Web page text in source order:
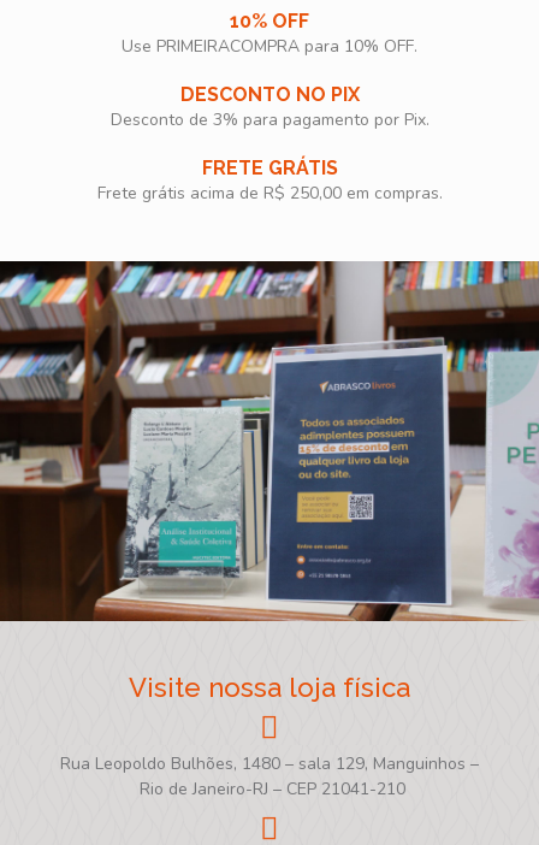
10% OFF
Use PRIMEIRACOMPRA para 10% OFF.​
DESCONTO NO PIX
Desconto de 3% para pagamento por Pix.
FRETE GRÁTIS
Frete grátis acima de R$ 250,00 em compras.
Visite nossa loja física
Rua Leopoldo Bulhões, 1480 – sala 129, Manguinhos –
Rio de Janeiro-RJ – CEP 21041-210